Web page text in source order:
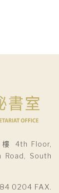
4th Floor,
Road, South
0204 FAX.